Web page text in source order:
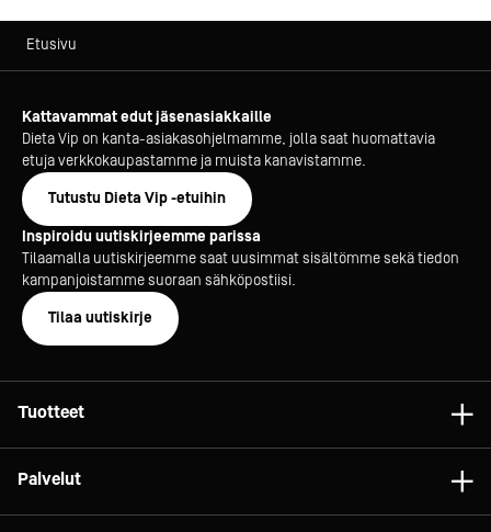
Etusivu
Kattavammat edut jäsenasiakkaille
Dieta Vip on kanta-asiakasohjelmamme, jolla saat huomattavia
etuja verkkokaupastamme ja muista kanavistamme.
Tutustu Dieta Vip -etuihin
Inspiroidu uutiskirjeemme parissa
Tilaamalla uutiskirjeemme saat uusimmat sisältömme sekä tiedon
kampanjoistamme suoraan sähköpostiisi.
Tilaa uutiskirje
Tuotteet
Palvelut